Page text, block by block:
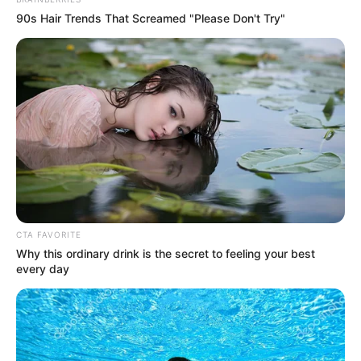
Εύβοια: Θλίψη για γνωστό επαγγελματία που
έφυγε από την ζωή
ΣΟΚ: Γυναίκα έπεσε από την υψηλή γέφυρα
Χαλκίδας
Ακολουθήστε το evianews.com στο
News
ΤΑ ΠΙΟ ΔΗΜΟΦΙΛΗ
90s Hair Trends That Screamed "Please Don't Try"
CTA FAVORITE
Why this ordinary drink is the secret to feeling your best
every day